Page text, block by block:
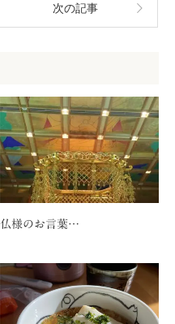
次の記事
仏様のお言葉…